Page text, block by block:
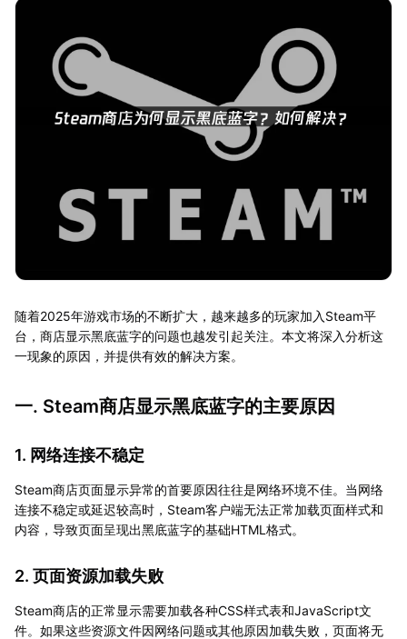
随着2025年游戏市场的不断扩大，越来越多的玩家加入Steam平
台，商店显示黑底蓝字的问题也越发引起关注。本文将深入分析这
一现象的原因，并提供有效的解决方案。
一. Steam商店显示黑底蓝字的主要原因
1. 网络连接不稳定
Steam商店页面显示异常的首要原因往往是网络环境不佳。当网络
连接不稳定或延迟较高时，Steam客户端无法正常加载页面样式和
内容，导致页面呈现出黑底蓝字的基础HTML格式。
2. 页面资源加载失败
Steam商店的正常显示需要加载各种CSS样式表和JavaScript文
件。如果这些资源文件因网络问题或其他原因加载失败，页面将无